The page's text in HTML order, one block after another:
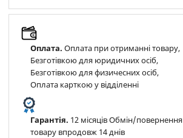
Оплата. Оплата при отриманні товару,
Безготівкою для юридичних осіб,
Безготівкою для физичесних осіб,
Оплата карткою у відділенні
Гарантія. 12 місяців Обмін/повернення
товару впродовж 14 днів